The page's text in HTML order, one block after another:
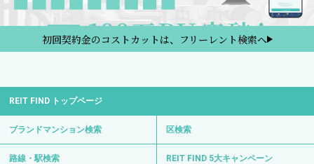
初回契約金のコストカットは、フリーレント検索へ
REIT FIND トップページ
ブランドマンション検索 区検索
路線・駅検索 REIT FIND 5大キャンペーン